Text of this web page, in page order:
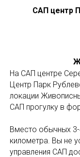
САП центр
На САП центре
Центр Парк
локации
САП прогулку в
Вместо обычных
километра. Вы не
управления САП